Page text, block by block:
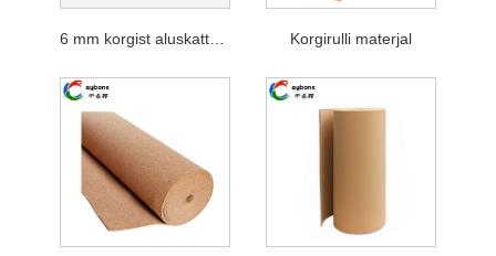
6 mm korgist aluskatte rull Korgirulli materjal